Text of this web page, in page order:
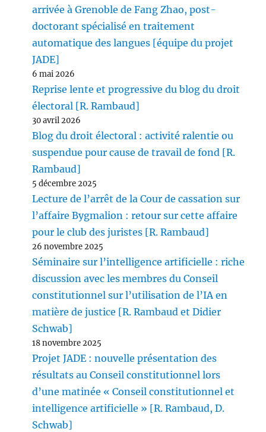
arrivée à Grenoble de Fang Zhao, post-
doctorant spécialisé en traitement
automatique des langues [équipe du projet
JADE]
6 mai 2026
Reprise lente et progressive du blog du droit
électoral [R. Rambaud]
30 avril 2026
Blog du droit électoral : activité ralentie ou
suspendue pour cause de travail de fond [R.
Rambaud]
5 décembre 2025
Lecture de l’arrêt de la Cour de cassation sur
l’affaire Bygmalion : retour sur cette affaire
pour le club des juristes [R. Rambaud]
26 novembre 2025
Séminaire sur l’intelligence artificielle : riche
discussion avec les membres du Conseil
constitutionnel sur l’utilisation de l’IA en
matière de justice [R. Rambaud et Didier
Schwab]
18 novembre 2025
Projet JADE : nouvelle présentation des
résultats au Conseil constitutionnel lors
d’une matinée « Conseil constitutionnel et
intelligence artificielle » [R. Rambaud, D.
Schwab]